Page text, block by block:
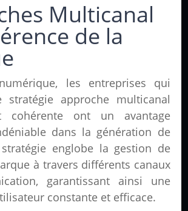
Multicanal
de la
les entreprises qui
stratégie approche multicanal
cohérente ont un avantage
dans la génération de
englobe la gestion de
à travers différents canaux
garantissant ainsi une
constante et efficace.